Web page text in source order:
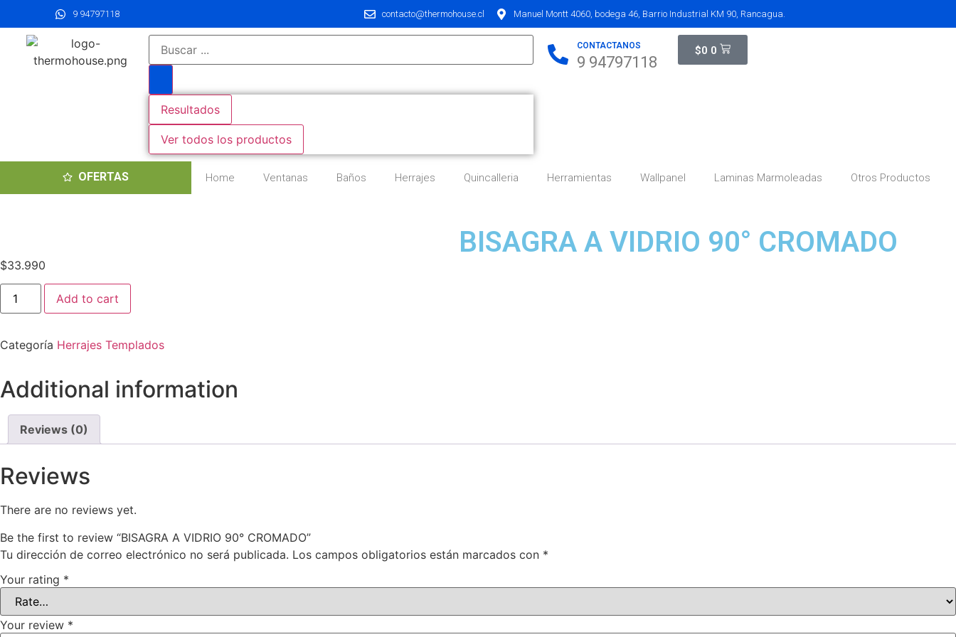
9 94797118 contacto@thermohouse.cl Manuel Montt 4060, bodega 46, Barrio Industrial KM 90, Rancagua.
Resultados
Ver todos los productos
CONTACTANOS
9 94797118
$0 0
OFERTAS Home Ventanas Baños Herrajes Quincalleria Herramientas Wallpanel Laminas Marmoleadas Otros Productos
BISAGRA A VIDRIO 90° CROMADO
$33.990
Add to cart
Categoría Herrajes Templados
Additional information
Reviews (0)
Reviews
There are no reviews yet.
Be the first to review “BISAGRA A VIDRIO 90° CROMADO”
Tu dirección de correo electrónico no será publicada. Los campos obligatorios están marcados con *
Your rating *
Your review *